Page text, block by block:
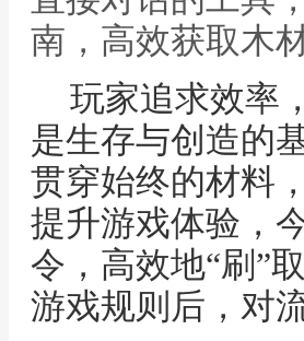
南，高效获取木
玩家追求效率
是生存与创造的
贯穿始终的材料
提升游戏体验，
令，高效地“刷”
游戏规则后，对